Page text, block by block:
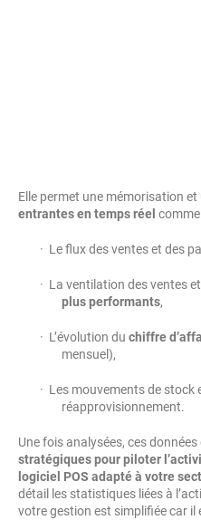
Elle permet une mémorisation et
entrantes en temps réel
· Le flux des ventes et des
· La ventilation des ventes et
plus performants,
· L’évolution du chiffre
mensuel),
· Les mouvements de stock
réapprovisionnement.
Une fois analysées, ces
stratégiques pour piloter
logiciel POS adapté à votre
détail les statistiques liées à
votre gestion est simplifiée car il